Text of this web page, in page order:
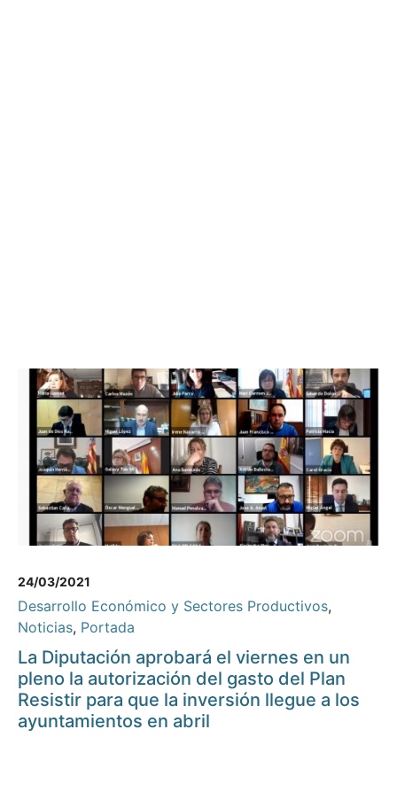
24/03/2021
Desarrollo Económico y Sectores Productivos,
Noticias, Portada
La Diputación aprobará el viernes en un
pleno la autorización del gasto del Plan
Resistir para que la inversión llegue a los
ayuntamientos en abril